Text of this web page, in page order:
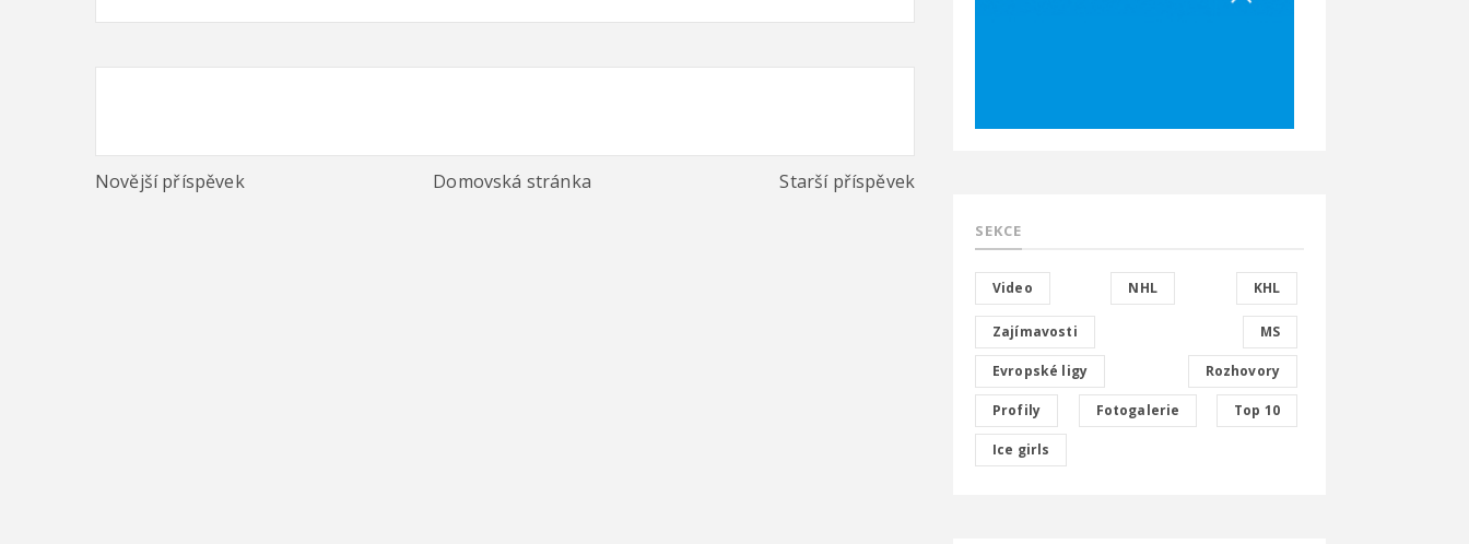
Novější příspěvek Domovská stránka Starší příspěvek
SEKCE
Video NHL KHL
Zajímavosti MS
Evropské ligy Rozhovory
Profily Fotogalerie Top 10
Ice girls